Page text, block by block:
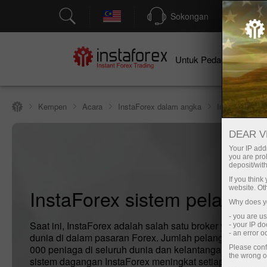
Sokongan
Untuk Pedagang
Kempen Acara InstaForex dalam angka InstaForex
InstaForex sistem pelayan
Saat ini, InstaForex adalah salah satu broker yang
dunia di dalam pasaran Forex. Jumlah pelanggan
000 peniaga di seluruh dunia dan kelantangan operasi
sistem dagangan InstaForex meningkat setiap hari.
DEAR
Your IP
you are
deposit/
If you
website.
Why does
- you are
- your IP
- an error
Please
the wrong